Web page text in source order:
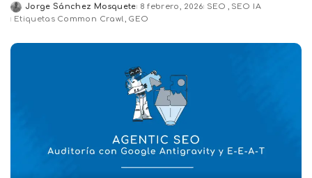
Posted
by
Jorge Sánchez Mosquete 8 febrero, 2026 SEO
SEO IA
Etiquetas Common Crawl GEO